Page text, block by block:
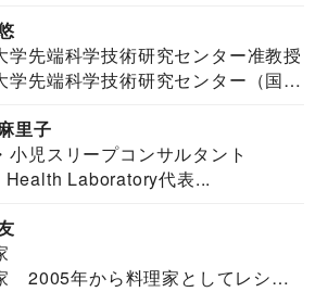
学先端科学技術研究センター准教授
学先端科学技術研究センター（国際
里子
小児スリープコンサルタント
Laboratory代表...
2005年から料理家としてレシピ